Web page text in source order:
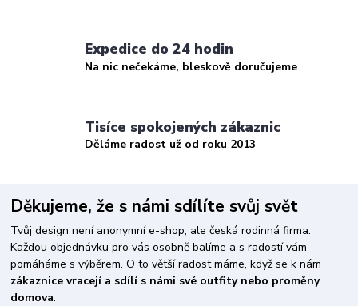
Expedice do 24 hodin
Na nic nečekáme, bleskově doručujeme
Tisíce spokojených zákaznic
Děláme radost už od roku 2013
Děkujeme, že s námi sdílíte svůj svět
Tvůj design není anonymní e-shop, ale česká rodinná firma.
Každou objednávku pro vás osobně balíme a s radostí vám
pomáháme s výběrem. O to větší radost máme, když se k nám
zákaznice vracejí a sdílí s námi své outfity nebo proměny
domova.